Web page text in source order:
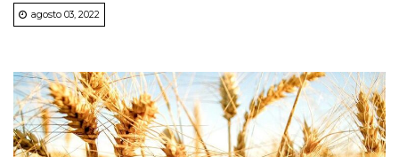
agosto 03, 2022